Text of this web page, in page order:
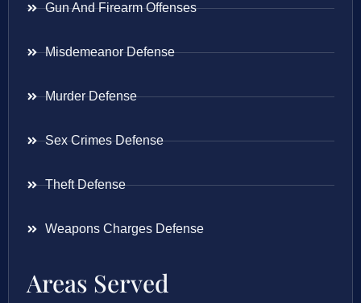
Gun And Firearm Offenses
Misdemeanor Defense
Murder Defense
Sex Crimes Defense
Theft Defense
Weapons Charges Defense
Areas Served